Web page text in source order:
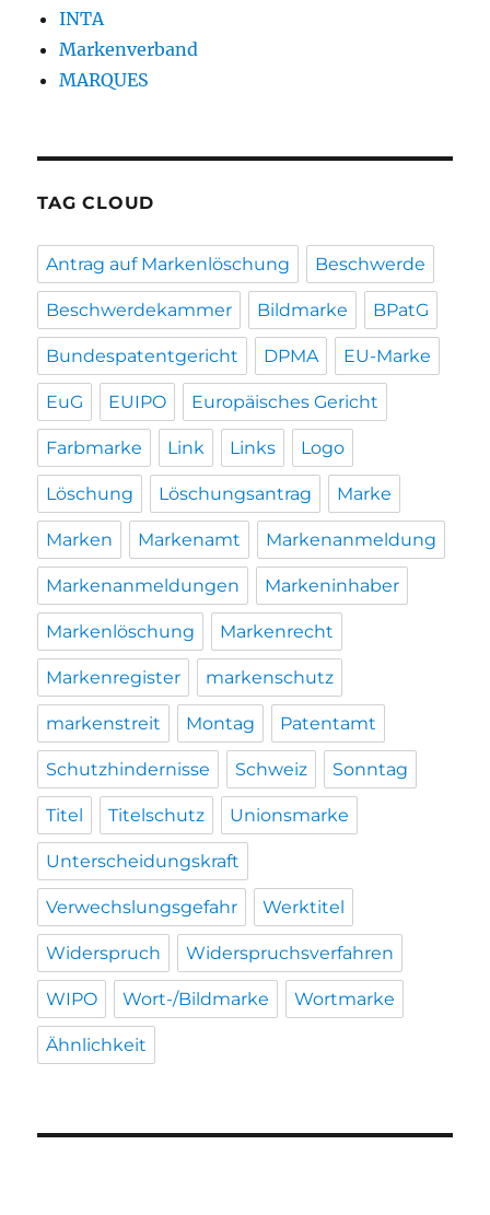
INTA
Markenverband
MARQUES
TAG CLOUD
Antrag auf Markenlöschung Beschwerde
Beschwerdekammer Bildmarke BPatG
Bundespatentgericht DPMA EU-Marke
EuG EUIPO Europäisches Gericht
Farbmarke Link Links Logo
Löschung Löschungsantrag Marke
Marken Markenamt Markenanmeldung
Markenanmeldungen Markeninhaber
Markenlöschung Markenrecht
Markenregister markenschutz
markenstreit Montag Patentamt
Schutzhindernisse Schweiz Sonntag
Titel Titelschutz Unionsmarke
Unterscheidungskraft
Verwechslungsgefahr Werktitel
Widerspruch Widerspruchsverfahren
WIPO Wort-/Bildmarke Wortmarke
Ähnlichkeit